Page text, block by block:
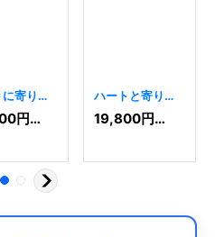
寄り添
のロゴ
]
円(税込)
ハートと寄り添
う鹿のロゴ
[9447 ]
19,800円(税込)